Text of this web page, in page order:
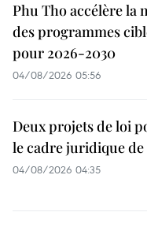
Phu Tho accélère la
des programmes
pour 2026-2030
04/08/2026 05:56
Deux projets de loi
le cadre juridique de
04/08/2026 04:35